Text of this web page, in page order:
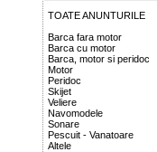
TOATE ANUNTURILE
Barca fara motor
Barca cu motor
Barca, motor si peridoc
Motor
Peridoc
Skijet
Veliere
Navomodele
Sonare
Pescuit - Vanatoare
Altele